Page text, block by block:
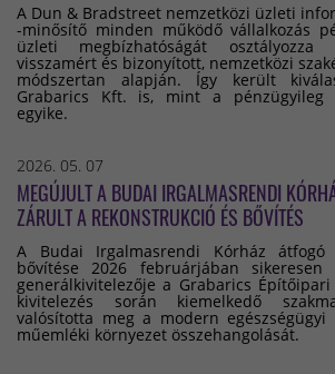
A Dun & Bradstreet nemzetközi üzleti
-minősítő minden működő vállalkozás
üzleti megbízhatóságát osztályozza
visszamért és bizonyított, nemzetközi
módszertan alapján. Így került
Grabarics Kft. is, mint a pénzügyileg
egyike.
2026. 05. 07
MEGÚJULT A BUDAI IRGALMASRENDI
ZÁRULT A REKONSTRUKCIÓ ÉS BŐVÍTÉS
A Budai Irgalmasrendi Kórház átfogó
bővítése 2026 februárjában
generálkivitelezője a Grabarics
kivitelezés során kiemelkedő
valósította meg a modern
műemléki környezet összehangolását.